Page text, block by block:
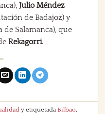
Julio Méndez
de Badajoz) y
de Salamanca), que
Rekagorri.
y etiquetadaBilbao,